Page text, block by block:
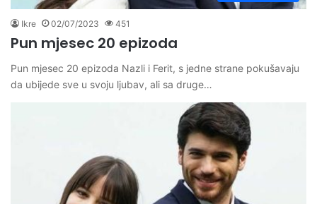
Ikre 02/07/2023 451
Pun mjesec 20 epizoda
Pun mjesec 20 epizoda Nazli i Ferit, s jedne strane pokušavaju
da ubijede sve u svoju ljubav, ali sa druge…